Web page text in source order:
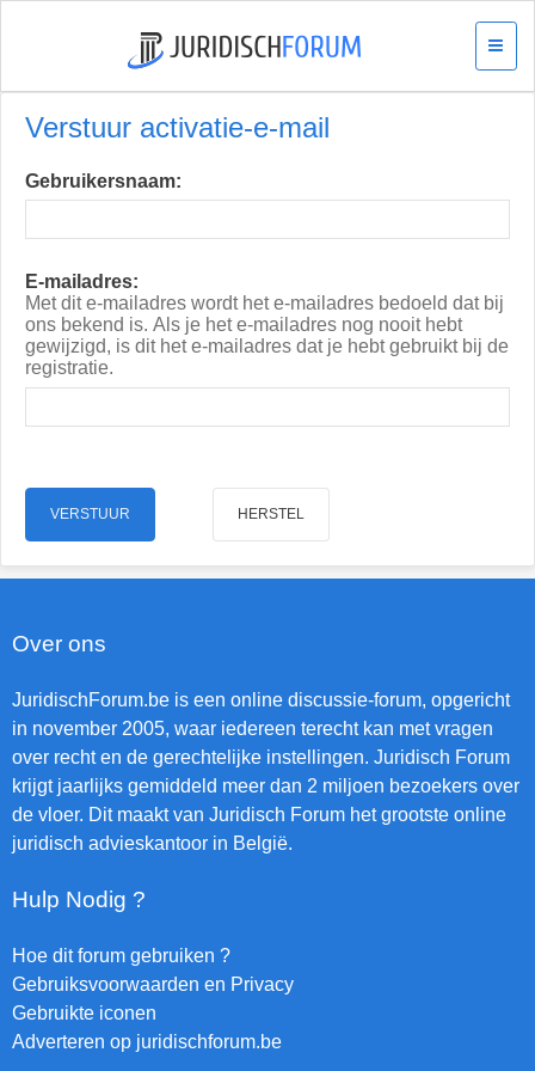
Verstuur activatie-e-mail
Gebruikersnaam:
E-mailadres:
Met dit e-mailadres wordt het e-mailadres bedoeld dat bij
ons bekend is. Als je het e-mailadres nog nooit hebt
gewijzigd, is dit het e-mailadres dat je hebt gebruikt bij de
registratie.
Over ons
JuridischForum.be is een online discussie-forum, opgericht
in november 2005, waar iedereen terecht kan met vragen
over recht en de gerechtelijke instellingen. Juridisch Forum
krijgt jaarlijks gemiddeld meer dan 2 miljoen bezoekers over
de vloer. Dit maakt van Juridisch Forum het grootste online
juridisch advieskantoor in België.
Hulp Nodig ?
Hoe dit forum gebruiken ?
Gebruiksvoorwaarden en Privacy
Gebruikte iconen
Adverteren op juridischforum.be